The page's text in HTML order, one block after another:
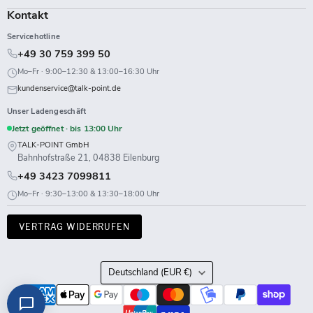
Kontakt
Servicehotline
+49 30 759 399 50
Mo–Fr · 9:00–12:30 & 13:00–16:30 Uhr
kundenservice@talk-point.de
Unser Ladengeschäft
Jetzt geöffnet · bis 13:00 Uhr
TALK-POINT GmbH
Bahnhofstraße 21, 04838 Eilenburg
+49 3423 7099811
Mo–Fr · 9:30–13:00 & 13:30–18:00 Uhr
VERTRAG WIDERRUFEN
Land
Deutschland (EUR €)